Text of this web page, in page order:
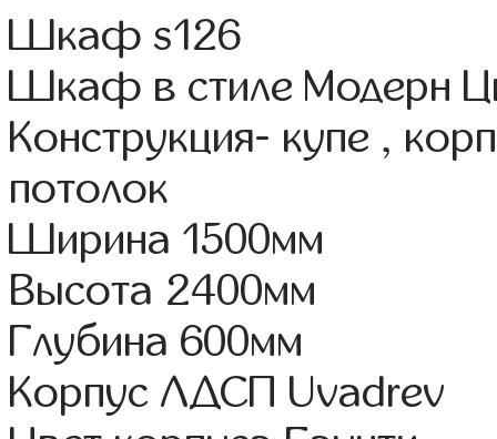
Шкаф s126
Шкаф в стиле Модерн
Конструкция- купе ,
потолок
Ширина 1500мм
Высота 2400мм
Глубина 600мм
Корпус ЛДСП Uvadrev